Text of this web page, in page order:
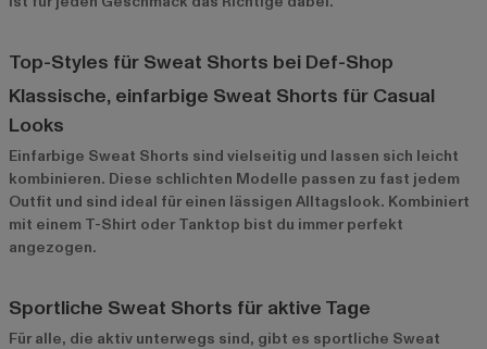
Top-Styles für Sweat Shorts bei Def-Shop
Klassische, einfarbige Sweat Shorts für Casual
Looks
Einfarbige Sweat Shorts sind vielseitig und lassen sich leicht
kombinieren. Diese schlichten Modelle passen zu fast jedem
Outfit und sind ideal für einen lässigen Alltagslook. Kombiniert
mit einem T-Shirt oder Tanktop bist du immer perfekt
angezogen.
Sportliche Sweat Shorts für aktive Tage
Für alle, die aktiv unterwegs sind, gibt es sportliche Sweat